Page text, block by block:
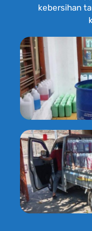
kebersihan